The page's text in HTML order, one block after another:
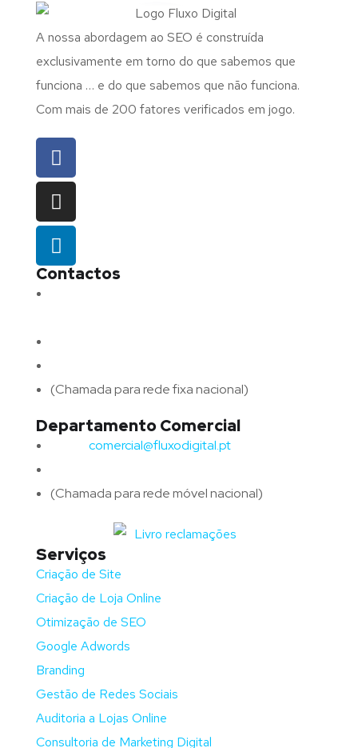
A nossa abordagem ao SEO é construída
exclusivamente em torno do que sabemos que
funciona … e do que sabemos que não funciona.
Com mais de 200 fatores verificados em jogo.
Contactos
(Chamada para rede fixa nacional)
Departamento Comercial
comercial@fluxodigital.pt
(Chamada para rede móvel nacional)
Serviços
Criação de Site
Criação de Loja Online
Otimização de SEO
Google Adwords
Branding
Gestão de Redes Sociais
Auditoria a Lojas Online
Consultoria de Marketing Digital